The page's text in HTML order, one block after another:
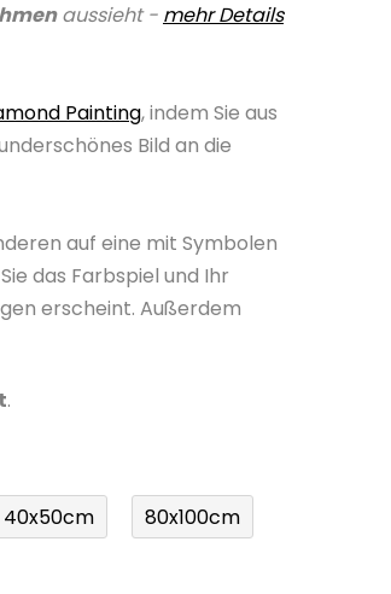
aussieht - mehr Details
Painting, indem Sie aus
Bild an die
auf eine mit Symbolen
das Farbspiel und Ihr
erscheint. Außerdem
.
40x50cm 80x100cm